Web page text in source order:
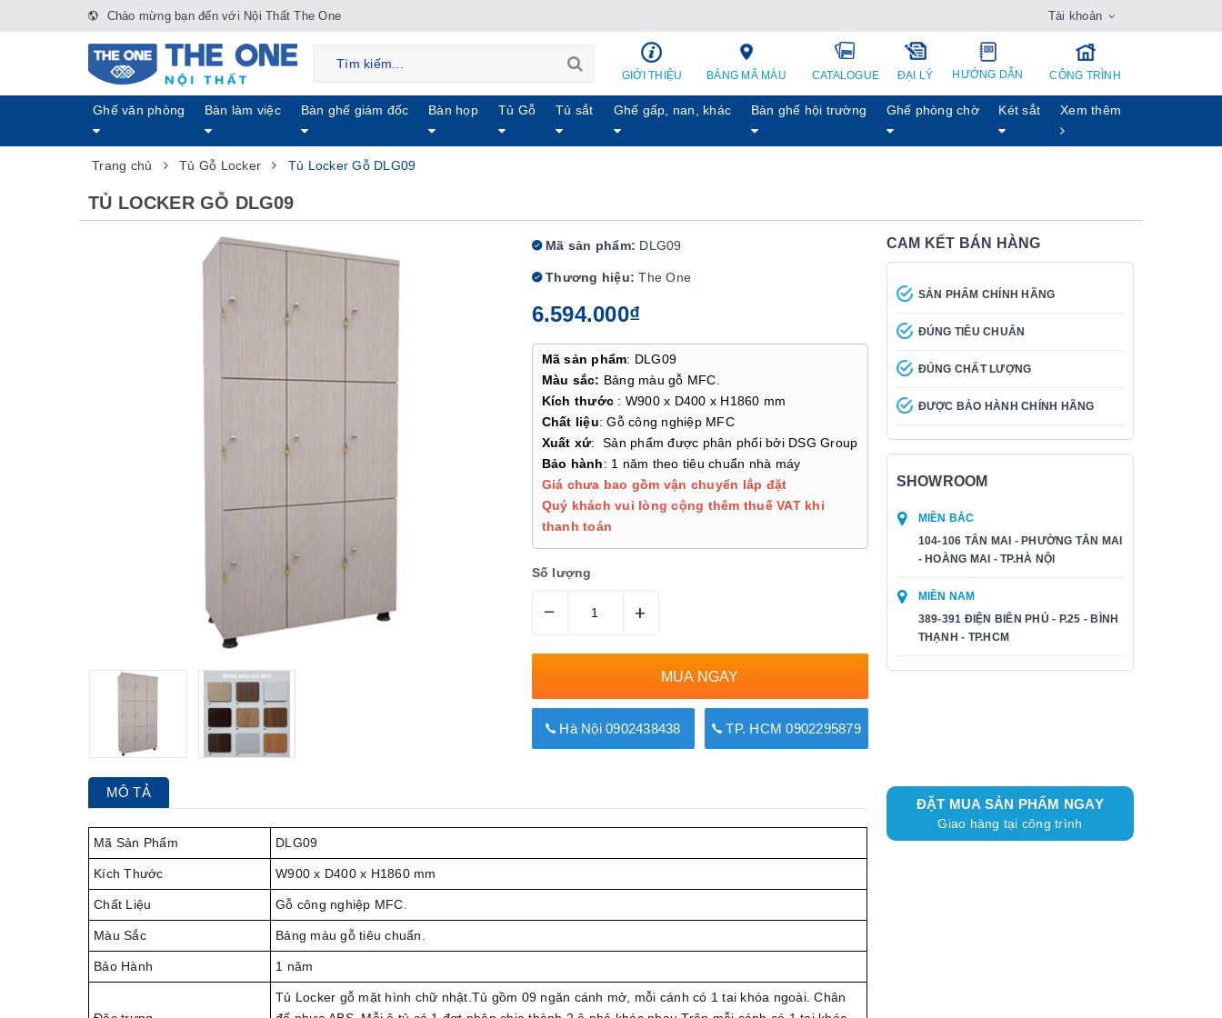
Chào mừng bạn đến với Nội Thất The One Tài khoản
GIỚI THIỆU BẢNG MÃ MÀU CATALOGUE ĐẠI LÝ HƯỚNG DẪN CÔNG TRÌNH
Ghế văn phòng Bàn làm việc Bàn ghế giám đốc Bàn họp Tủ Gỗ Tủ sắt Ghế gấp, nan, khác Bàn ghế hội trường Ghế phòng chờ Két sẳt Xem thêm
Trang chủ Tủ Gỗ Locker Tủ Locker Gỗ DLG09
TỦ LOCKER GỖ DLG09
Mã sản phẩm: DLG09
Thương hiệu: The One
6.594.000₫
Mã sản phẩm: DLG09
Màu sắc: Bảng màu gỗ MFC.
Kích thước : W900 x D400 x H1860 mm
Chất liệu: Gỗ công nghiệp MFC
Xuất xứ: Sản phẩm được phân phối bởi DSG Group
Bảo hành: 1 năm theo tiêu chuẩn nhà máy
Giá chưa bao gồm vận chuyển lắp đặt
Quý khách vui lòng cộng thêm thuế VAT khi
thanh toán
Số lượng
– +
MUA NGAY
Hà Nội 0902438438 TP. HCM 0902295879
CAM KẾT BÁN HÀNG
SẢN PHẨM CHÍNH HÃNG
ĐÚNG TIÊU CHUẨN
ĐÚNG CHẤT LƯỢNG
ĐƯỢC BẢO HÀNH CHÍNH HÃNG
SHOWROOM
MIỀN BẮC
104-106 TÂN MAI - PHƯỜNG TÂN MAI
- HOÀNG MAI - TP.HÀ NỘI
MIỀN NAM
389-391 ĐIỆN BIÊN PHỦ - P.25 - BÌNH
THẠNH - TP.HCM
MÔ TẢ
Mã Sản Phẩm DLG09
Kích Thước W900 x D400 x H1860 mm
Chất Liệu Gỗ công nghiệp MFC.
Màu Sắc Bảng màu gỗ tiêu chuẩn.
Bảo Hành 1 năm
Tủ Locker gỗ mặt hình chữ nhật.Tủ gồm 09 ngăn cánh mở, mỗi cánh có 1 tai khóa ngoài. Chân
ĐẶT MUA SẢN PHẨM NGAY
Giao hàng tại công trình